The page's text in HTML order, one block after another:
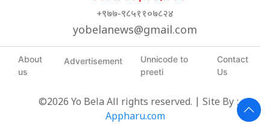
+९७७-९८५११०७८२४
yobelanews@gmail.com
About
us
Advertisement
Unnicode to
preeti
Contact
Us
©2026 Yo Bela All rights reserved. | Site By :
Appharu.com